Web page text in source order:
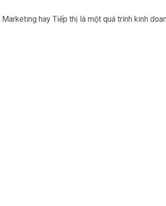
hay Tiếp thị là một quá trình kinh